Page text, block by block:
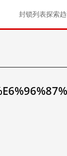
封锁列表探索